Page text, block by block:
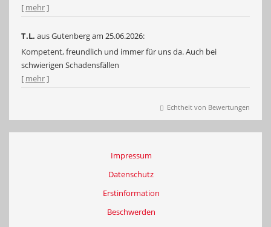
[ mehr]
T.L. aus Gutenbergam 25.06.2026:
Kompetent, freundlich und immer für uns da. Auch bei
schwierigen Schadensfällen
[ mehr]
Echtheit von Bewertungen
Impressum
Datenschutz
Erstinformation
Beschwerden